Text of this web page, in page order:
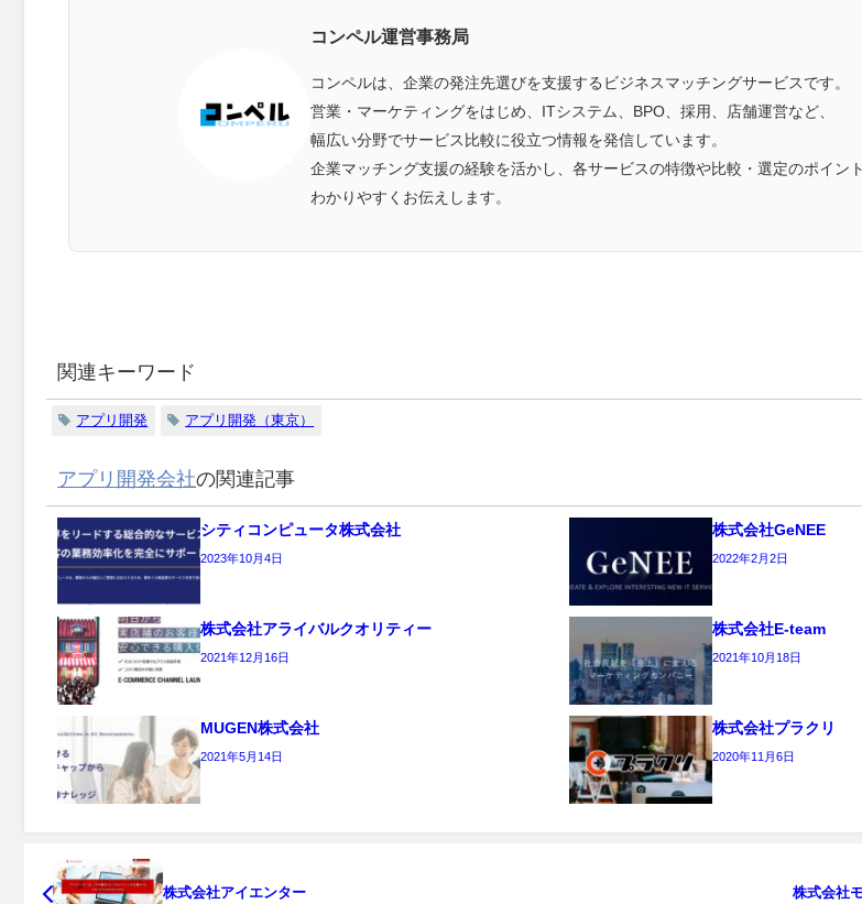
コンペル運営事務局
コンペルは、企業の発注先選びを支援するビジネスマッチングサービスです。
営業・マーケティングをはじめ、ITシステム、BPO、採用、店舗運営など、
幅広い分野でサービス比較に役立つ情報を発信しています。
企業マッチング支援の経験を活かし、各サービスの特徴や比較・選定のポイン
わかりやすくお伝えします。
関連キーワード
アプリ開発 アプリ開発（東京）
アプリ開発会社の関連記事
シティコンピュータ株式会社
2023年10月4日
株式会社GeNEE
2022年2月2日
株式会社アライバルクオリティー
2021年12月16日
株式会社E-team
2021年10月18日
MUGEN株式会社
2021年5月14日
株式会社プラクリ
2020年11月6日
株式会社アイエンター 株式会社